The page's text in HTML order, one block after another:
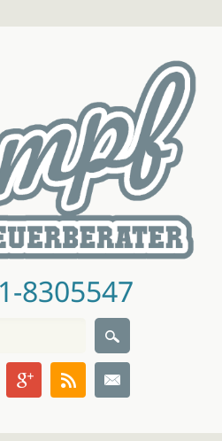
8305547